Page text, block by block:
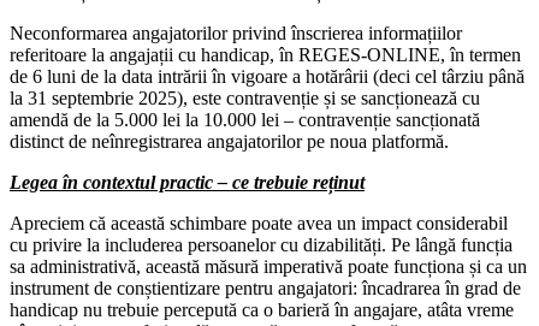
Neconformarea angajatorilor privind înscrierea informațiilor
referitoare la angajații cu handicap, în REGES-ONLINE, în termen
de 6 luni de la data intrării în vigoare a hotărârii (deci cel târziu până
la 31 septembrie 2025), este contravenție și se sancționează cu
amendă de la 5.000 lei la 10.000 lei – contravenție sancționată
distinct de neînregistrarea angajatorilor pe noua platformă.
Legea în contextul practic – ce trebuie reținut
Apreciem că această schimbare poate avea un impact considerabil
cu privire la includerea persoanelor cu dizabilități. Pe lângă funcția
sa administrativă, această măsură imperativă poate funcționa și ca un
instrument de conștientizare pentru angajatori: încadrarea în grad de
handicap nu trebuie percepută ca o barieră în angajare, atâta vreme